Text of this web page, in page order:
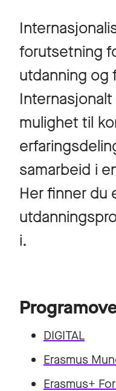
forutsetning
utdanning og
mulighet til
samarbeid i
Her finner du
i.
DIGITAL
Erasmus
Erasmus+